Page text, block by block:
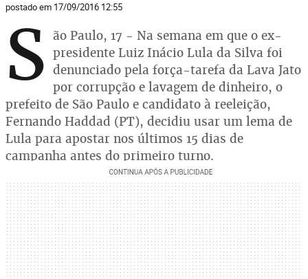
postado em 17/09/2016 12:55
S ão Paulo, 17 - Na semana em que o ex-
presidente Luiz Inácio Lula da Silva foi
denunciado pela força-tarefa da Lava Jato
por corrupção e lavagem de dinheiro, o
prefeito de São Paulo e candidato à reeleição,
Fernando Haddad (PT), decidiu usar um lema de
Lula para apostar nos últimos 15 dias de
campanha antes do primeiro turno.